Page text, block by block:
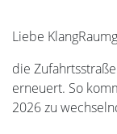
Liebe
die
erneuert. So
2026 zu